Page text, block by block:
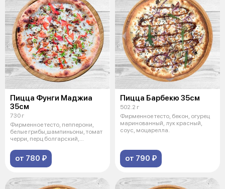
Пицца Фунги Маджиа
35см
730 г
Фирменное тесто, пепперони,
белые грибы,шампиньоны, томат
черри, перц болгарский,
от 780 ₽
Пицца Барбекю 35см
502.2 г
Фирменное тесто, бекон, огурец
маринованный, лук красный,
соус, моцарелла.
от 790 ₽